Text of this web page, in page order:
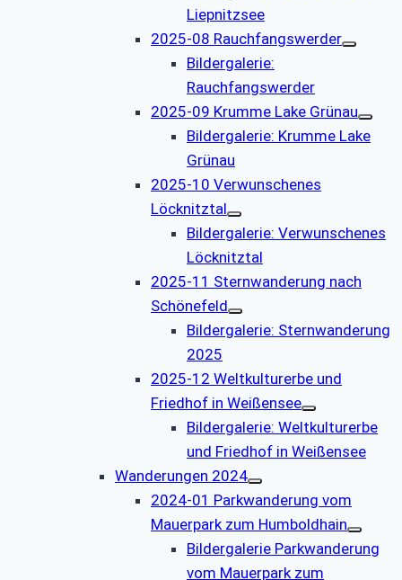
Liepnitzsee
2025-08 Rauchfangswerder
Bildergalerie:
Rauchfangswerder
2025-09 Krumme Lake Grünau
Bildergalerie: Krumme Lake
Grünau
2025-10 Verwunschenes
Löcknitztal
Bildergalerie: Verwunschenes
Löcknitztal
2025-11 Sternwanderung nach
Schönefeld
Bildergalerie: Sternwanderung
2025
2025-12 Weltkulturerbe und
Friedhof in Weißensee
Bildergalerie: Weltkulturerbe
und Friedhof in Weißensee
Wanderungen 2024
2024-01 Parkwanderung vom
Mauerpark zum Humboldhain
Bildergalerie Parkwanderung
vom Mauerpark zum